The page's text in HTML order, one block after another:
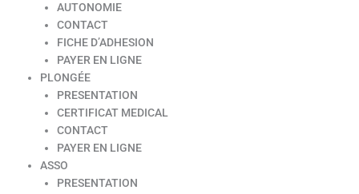
AUTONOMIE
CONTACT
FICHE D’ADHESION
PAYER EN LIGNE
PLONGÉE
PRESENTATION
CERTIFICAT MEDICAL
CONTACT
PAYER EN LIGNE
ASSO
PRESENTATION